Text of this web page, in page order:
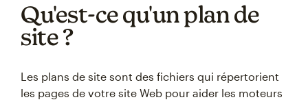
Qu'est-ce qu'un plan de
site ?
Les plans de site sont des fichiers qui répertorient
les pages de votre site Web pour aider les moteurs